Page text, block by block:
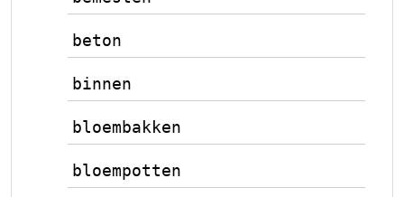
beton
binnen
bloembakken
bloempotten